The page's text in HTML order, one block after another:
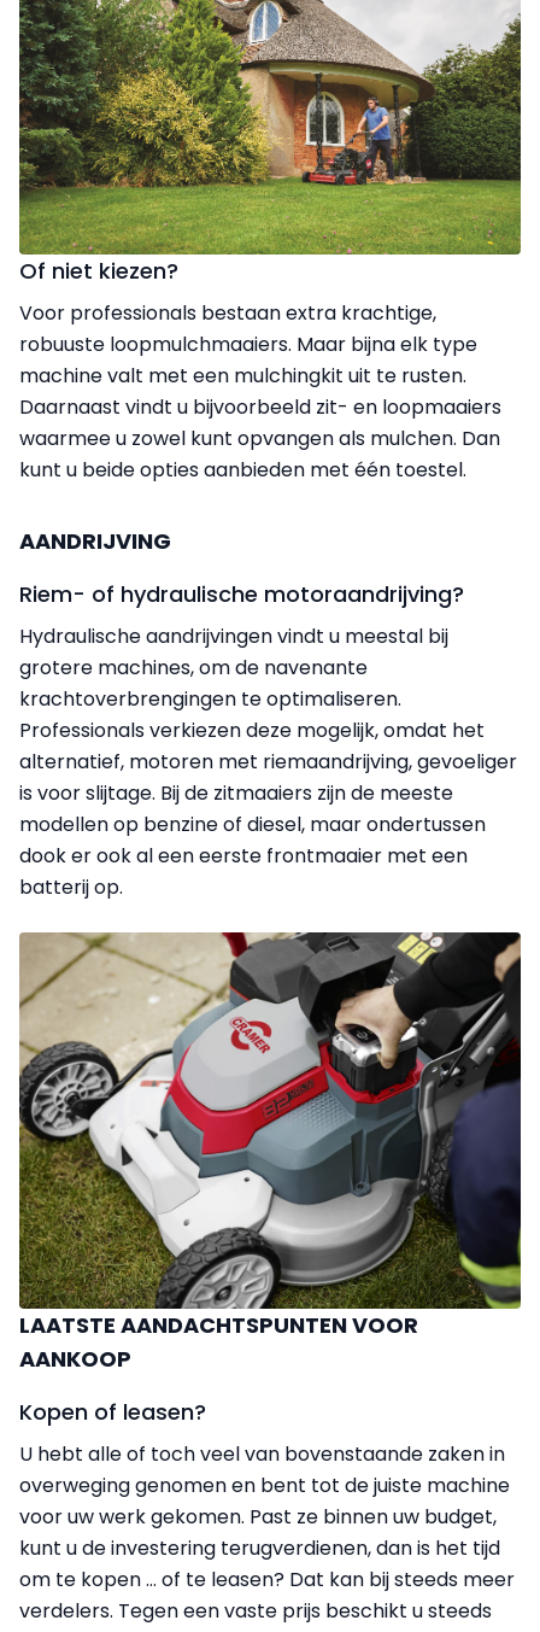
Of niet kiezen?
Voor professionals bestaan extra krachtige,
robuuste loopmulchmaaiers. Maar bijna elk type
machine valt met een mulchingkit uit te rusten.
Daarnaast vindt u bijvoorbeeld zit- en loopmaaiers
waarmee u zowel kunt opvangen als mulchen. Dan
kunt u beide opties aanbieden met één toestel.
AANDRIJVING
Riem- of hydraulische motoraandrijving?
Hydraulische aandrijvingen vindt u meestal bij
grotere machines, om de navenante
krachtoverbrengingen te optimaliseren.
Professionals verkiezen deze mogelijk, omdat het
alternatief, motoren met riemaandrijving, gevoeliger
is voor slijtage. Bij de zitmaaiers zijn de meeste
modellen op benzine of diesel, maar ondertussen
dook er ook al een eerste frontmaaier met een
batterij op.
LAATSTE AANDACHTSPUNTEN VOOR
AANKOOP
Kopen of leasen?
U hebt alle of toch veel van bovenstaande zaken in
overweging genomen en bent tot de juiste machine
voor uw werk gekomen. Past ze binnen uw budget,
kunt u de investering terugverdienen, dan is het tijd
om te kopen … of te leasen? Dat kan bij steeds meer
verdelers. Tegen een vaste prijs beschikt u steeds